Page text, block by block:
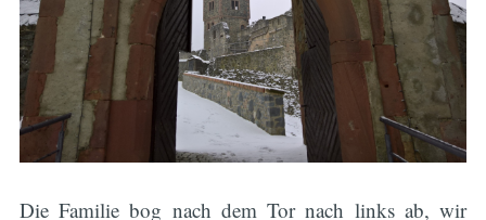
Die Familie bog nach dem Tor nach links ab, wir